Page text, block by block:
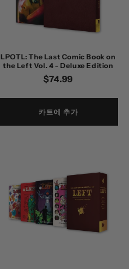
LPOTL: The Last Comic Book on
the Left Vol. 4 - Deluxe Edition
정
$74.99
카트에 추가